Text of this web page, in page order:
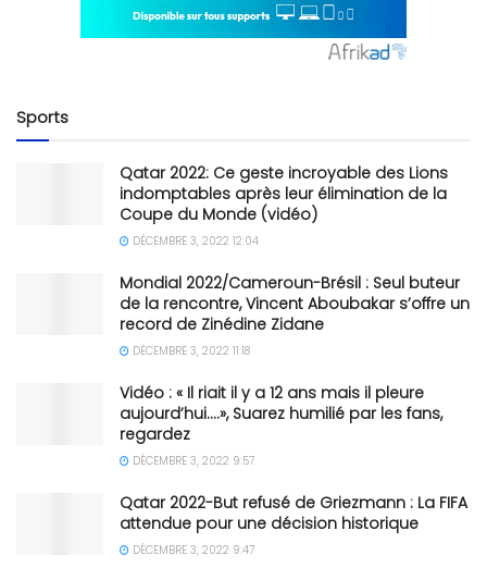
Sports
Qatar 2022: Ce geste incroyable des Lions
indomptables après leur élimination de la
Coupe du Monde (vidéo)
DÉCEMBRE 3, 2022 12:04
Mondial 2022/Cameroun-Brésil : Seul buteur
de la rencontre, Vincent Aboubakar s’offre un
record de Zinédine Zidane
DÉCEMBRE 3, 2022 11:18
Vidéo : « Il riait il y a 12 ans mais il pleure
aujourd’hui….», Suarez humilié par les fans,
regardez
DÉCEMBRE 3, 2022 9:57
Qatar 2022-But refusé de Griezmann : La FIFA
attendue pour une décision historique
DÉCEMBRE 3, 2022 9:47